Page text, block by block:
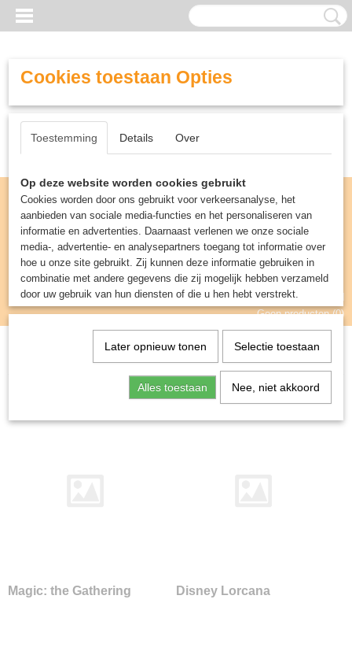
Inloggen Registreren
UW WINKELWAGEN
Geen producten(0)
Magic: the Gathering Disney Lorcana
Cookies toestaan Opties
Toestemming Details Over
Op deze website worden cookies gebruikt
Cookies worden door ons gebruikt voor verkeersanalyse, het
aanbieden van sociale media-functies en het personaliseren van
informatie en advertenties. Daarnaast verlenen we onze sociale
media-, advertentie- en analysepartners toegang tot informatie over
hoe u onze site gebruikt. Zij kunnen deze informatie gebruiken in
combinatie met andere gegevens die zij mogelijk hebben verzameld
door uw gebruik van hun diensten of die u hen hebt verstrekt.
Later opnieuw tonen Selectie toestaan
Alles toestaan Nee, niet akkoord